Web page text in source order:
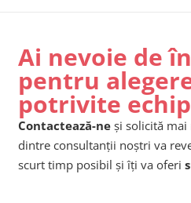
Ai nevoie de
pentru
potrivite
Contactează-ne și solicită
dintre consultanții noștri va
scurt timp posibil și îți va oferi